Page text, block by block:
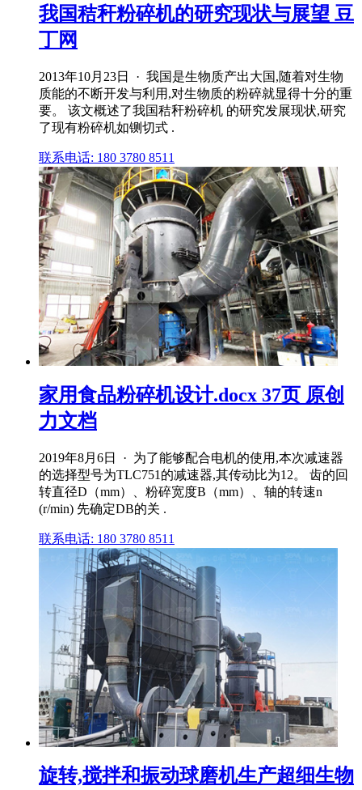
我国秸秆粉碎机的研究现状与展望 豆
丁网
2013年10月23日 · 我国是生物质产出大国,随着对生物
质能的不断开发与利用,对生物质的粉碎就显得十分的重
要。 该文概述了我国秸秆粉碎机 的研究发展现状,研究
了现有粉碎机如铡切式 .
联系电话: 180 3780 8511
家用食品粉碎机设计.docx 37页 原创
力文档
2019年8月6日 · 为了能够配合电机的使用,本次减速器
的选择型号为TLC751的减速器,其传动比为12。 齿的回
转直径D（mm）、粉碎宽度B（mm）、轴的转速n
(r/min) 先确定DB的关 .
联系电话: 180 3780 8511
旋转,搅拌和振动球磨机生产超细生物